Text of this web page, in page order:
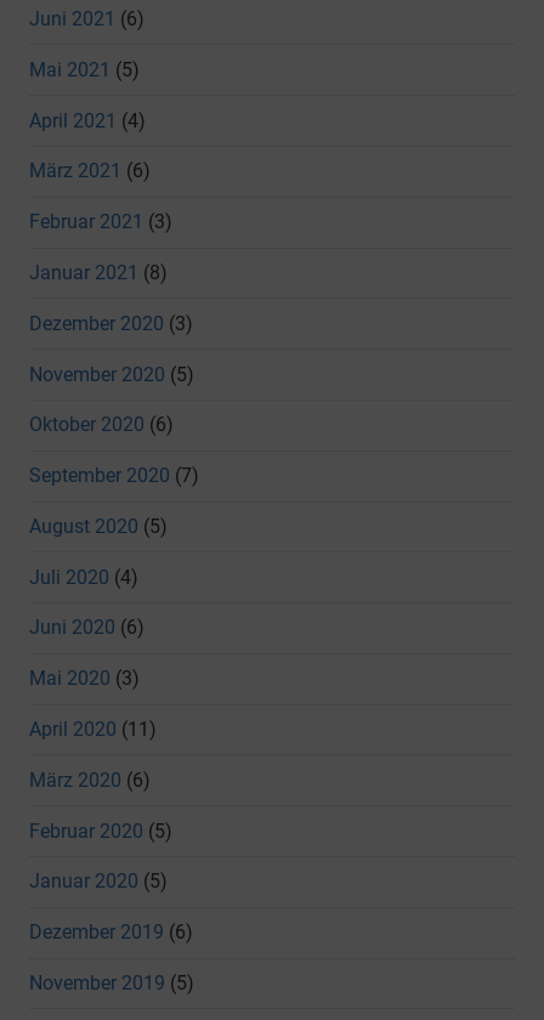
Juni 2021 (6)
Mai 2021 (5)
April 2021 (4)
März 2021 (6)
Februar 2021 (3)
Januar 2021 (8)
Dezember 2020 (3)
November 2020 (5)
Oktober 2020 (6)
September 2020 (7)
August 2020 (5)
Juli 2020 (4)
Juni 2020 (6)
Mai 2020 (3)
April 2020 (11)
März 2020 (6)
Februar 2020 (5)
Januar 2020 (5)
Dezember 2019 (6)
November 2019 (5)